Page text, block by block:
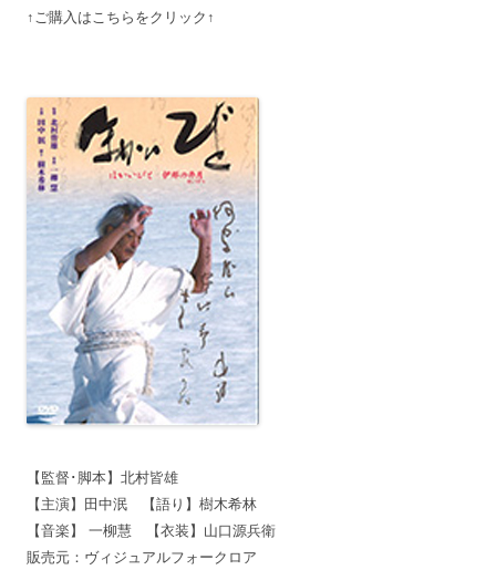
↑ご購入はこちらをクリック↑
【監督･脚本】北村皆雄
【主演】田中泯 【語り】樹木希林
【音楽】 一柳慧 【衣装】山口源兵衛
販売元：ヴィジュアルフォークロア